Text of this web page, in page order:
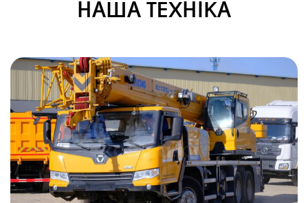
НАША ТЕХНІКА